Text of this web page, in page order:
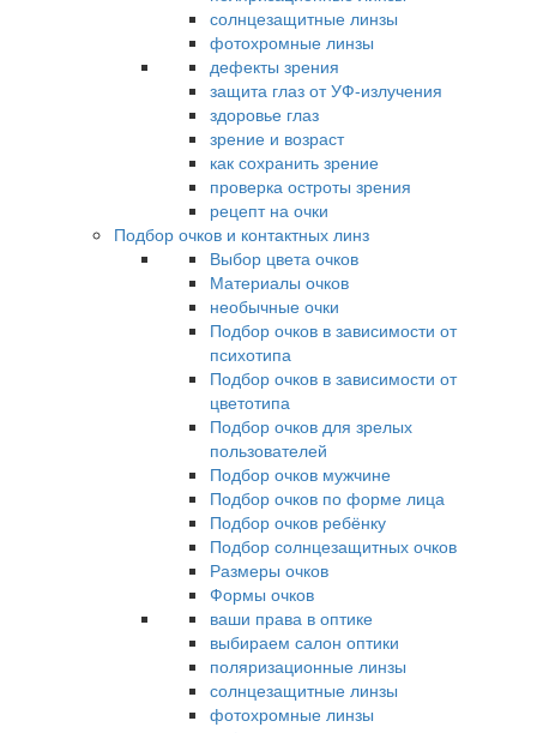
солнцезащитные линзы
фотохромные линзы
дефекты зрения
защита глаз от УФ-излучения
здоровье глаз
зрение и возраст
как сохранить зрение
проверка остроты зрения
рецепт на очки
Подбор очков и контактных линз
Выбор цвета очков
Материалы очков
необычные очки
Подбор очков в зависимости от
психотипа
Подбор очков в зависимости от
цветотипа
Подбор очков для зрелых
пользователей
Подбор очков мужчине
Подбор очков по форме лица
Подбор очков ребёнку
Подбор солнцезащитных очков
Размеры очков
Формы очков
ваши права в оптике
выбираем салон оптики
поляризационные линзы
солнцезащитные линзы
фотохромные линзы